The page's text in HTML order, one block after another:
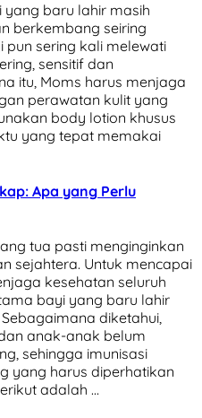
yang baru lahir masih
berkembang seiring
pun sering kali melewati
sensitif dan
itu, Moms harus menjaga
perawatan kulit yang
body lotion khusus
yang tepat memakai
Apa yang Perlu
tua pasti menginginkan
sejahtera. Untuk mencapai
kesehatan seluruh
bayi yang baru lahir
diketahui,
anak-anak belum
sehingga imunisasi
yang harus diperhatikan
adalah …